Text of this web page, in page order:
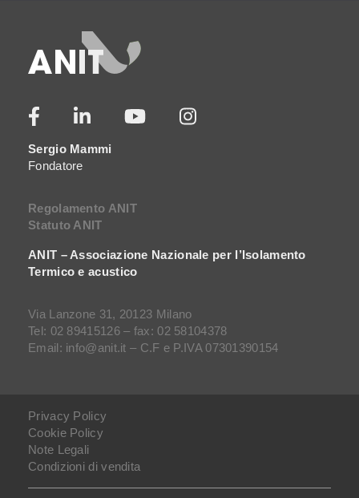
Sergio Mammi
Fondatore
Regolamento ANIT
Statuto ANIT
ANIT – Associazione Nazionale per l’Isolamento
Termico e acustico
Via Lanzone 31, 20123 Milano
Tel: 02 89415126 – fax: 02 58104378
Email: info@anit.it – C.F e P.IVA 07301390154
Privacy Policy
Cookie Policy
Note Legali
Condizioni di vendita